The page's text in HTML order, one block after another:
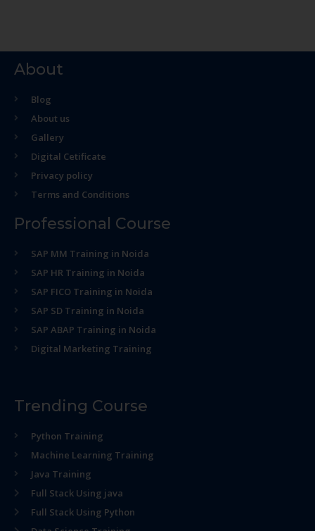
About
Blog
About us
Gallery
Digital Cetificate
Privacy policy
Terms and Conditions
Professional Course
SAP MM Training in Noida
SAP HR Training in Noida
SAP FICO Training in Noida
SAP SD Training in Noida
SAP ABAP Training in Noida
Digital Marketing Training
Trending Course
Python Training
Machine Learning Training
Java Training
Full Stack Using java
Full Stack Using Python